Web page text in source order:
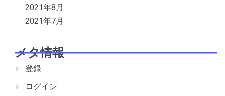
2021年8月
2021年7月
メタ情報
登録
ログイン